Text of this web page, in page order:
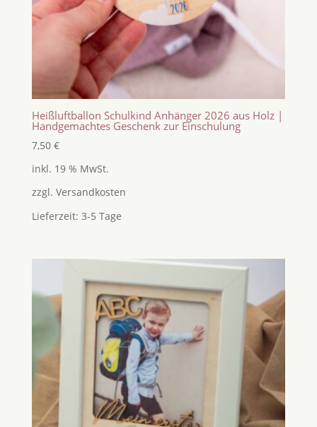
Heißluftballon Schulkind Anhänger 2026 aus Holz |
Handgemachtes Geschenk zur Einschulung
7,50 €
inkl. 19 % MwSt.
zzgl. Versandkosten
Lieferzeit: 3-5 Tage